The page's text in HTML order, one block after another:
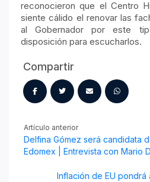
reconocieron que el Centro
siente cálido el renovar las
al Gobernador por este
disposición para escucharlos.
Compartir
Artículo anterior
Delfina Gómez será candidata
Edomex | Entrevista con Mario
Inflación de EU